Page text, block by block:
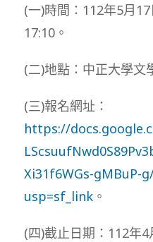
(一)時間：112年5月
17:10。
(二)地點：中正大學文
(三)報名網址：
https://
Xi31f6WGs-gMBuP-
usp=sf_link。
(四)截止日期：112年4